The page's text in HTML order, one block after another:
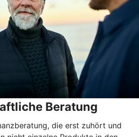
Beratung
die erst zuhört und